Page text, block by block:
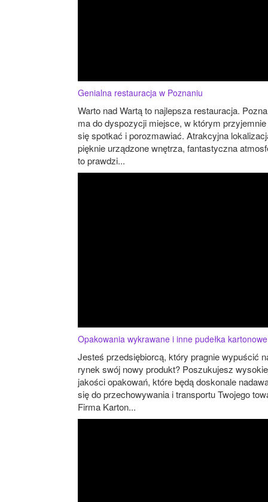
Genialna restauracja w Poznaniu
Warto nad Wartą to najlepsza restauracja.
ma do dyspozycji miejsce, w którym
się spotkać i porozmawiać. Atrakcyjna
pięknie urządzone wnętrza, fantastyczna
to prawdzi...
Opakowania wykrawane i inne pudełka kartonowe
Jesteś przedsiębiorcą, który pragnie wypuścić
rynek swój nowy produkt? Poszukujesz
jakości opakowań, które będą doskonale
się do przechowywania i transportu Twojego
Firma Karton...